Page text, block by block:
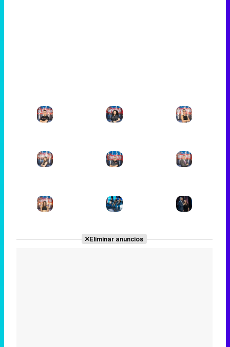
Eliminar anuncios